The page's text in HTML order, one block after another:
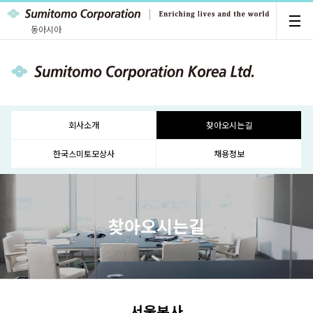
동아시아
회사소개 찾아오시는길
한국스미토모상사 채용정보
찾아오시는길